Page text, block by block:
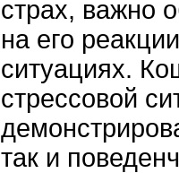
страх, важно
на его
ситуациях.
стрессовой
так и